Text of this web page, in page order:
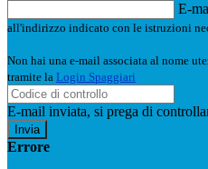
E-
all'indirizzo indicato con le istruzioni
Non hai una e-mail associata al nome
tramite la Login Spaggiari
E-mail inviata, si prega di
Errore